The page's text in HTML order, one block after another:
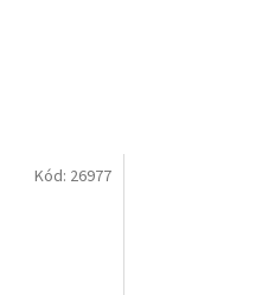
Kód: 26977